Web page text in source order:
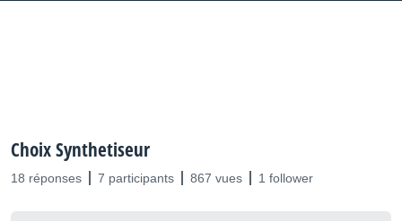
Choix Synthetiseur
18 réponses 7 participants 867 vues 1 follower